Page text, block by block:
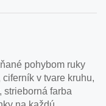
pohybom ruky
v tvare kruhu,
strieborná farba